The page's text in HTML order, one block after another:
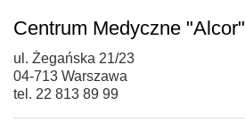
Centrum Medyczne "Alcor"
ul. Żegańska 21/23
04-713 Warszawa
tel. 22 813 89 99